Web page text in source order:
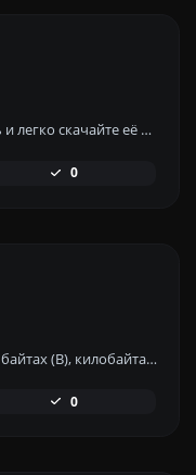
Создайте свою собственную подпись и легко скачайте её с помощью нашего инструмента для генерации персонализированных электронных подписей.
0
Рассчитайте размер любого текста в байтах (B), килобайтах (KB) или мегабайтах (MB) с помощью нашего инструмента калькулятора размера текста.
0